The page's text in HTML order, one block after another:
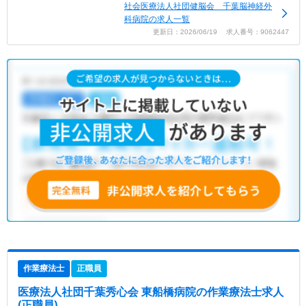
社会医療法人社団健脳会 千葉脳神経外
科病院の求人一覧
更新日：2026/06/19 求人番号：9062447
作業療法士 正職員
医療法人社団千葉秀心会 東船橋病院の作業療法士求人